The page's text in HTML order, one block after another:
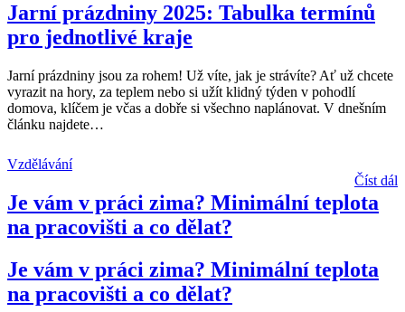
Jarní prázdniny 2025: Tabulka termínů
pro jednotlivé kraje
Jarní prázdniny jsou za rohem! Už víte, jak je strávíte? Ať už chcete
vyrazit na hory, za teplem nebo si užít klidný týden v pohodlí
domova, klíčem je včas a dobře si všechno naplánovat. V dnešním
článku najdete…
Vzdělávání
Číst dál
Je vám v práci zima? Minimální teplota
na pracovišti a co dělat?
Je vám v práci zima? Minimální teplota
na pracovišti a co dělat?